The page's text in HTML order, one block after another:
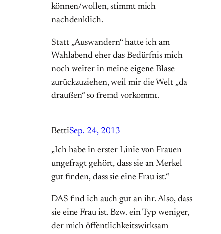
können/wollen, stimmt mich
nachdenklich.
Statt „Auswandern“ hatte ich am
Wahlabend eher das Bedürfnis mich
noch weiter in meine eigene Blase
zurückzuziehen, weil mir die Welt „da
draußen“ so fremd vorkommt.
BettiSep. 24, 2013
„Ich habe in erster Linie von Frauen
ungefragt gehört, dass sie an Merkel
gut finden, dass sie eine Frau ist.“
DAS find ich auch gut an ihr. Also, dass
sie eine Frau ist. Bzw. ein Typ weniger,
der mich öffentlichkeitswirksam